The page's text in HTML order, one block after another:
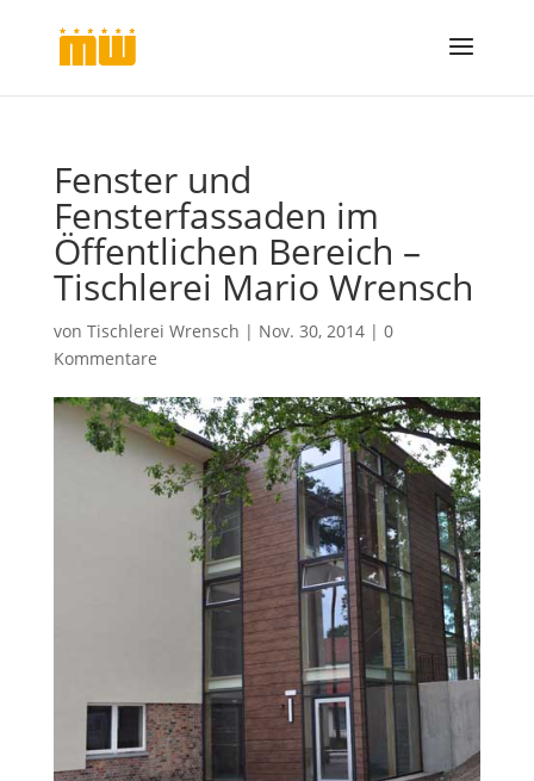
Fenster und
Fensterfassaden im
Öffentlichen Bereich –
Tischlerei Mario Wrensch
von Tischlerei Wrensch | Nov. 30, 2014| 0
Kommentare